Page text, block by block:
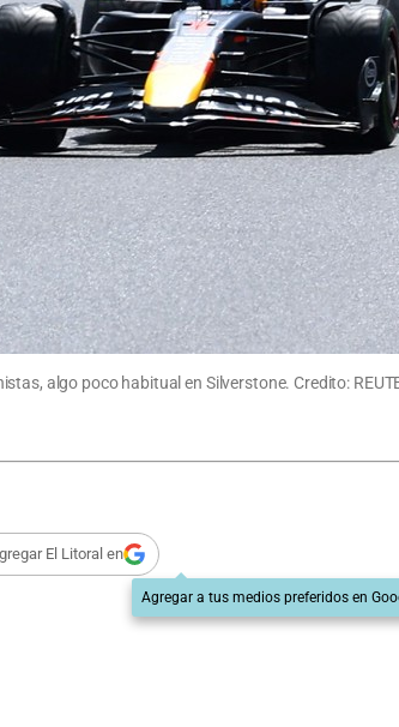
algo poco habitual en Silverstone. Credito:
El Litoral en
Agregar a tus medios preferidos en